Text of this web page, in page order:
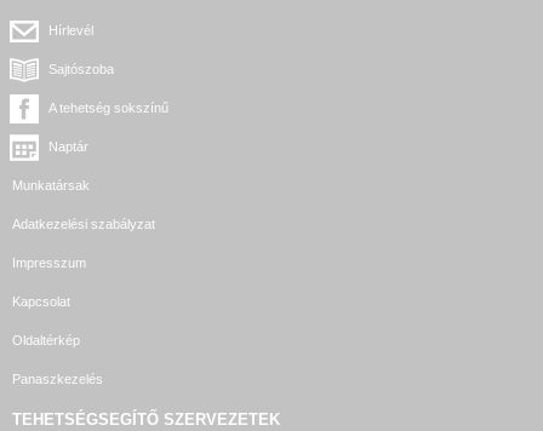
Hírlevél
Sajtószoba
A tehetség sokszínű
Naptár
Munkatársak
Adatkezelési szabályzat
Impresszum
Kapcsolat
Oldaltérkép
Panaszkezelés
TEHETSÉGSEGÍTŐ SZERVEZETEK